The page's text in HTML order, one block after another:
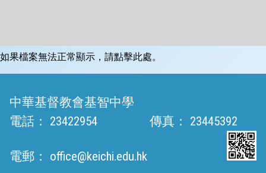
如果檔案無法正常顯示，請點擊此處。
中華基督教會基智中學
電話：
23422954 傳真： 23445392
電郵： office@keichi.edu.hk